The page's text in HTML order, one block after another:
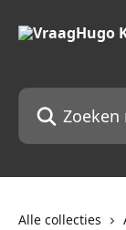
Zoeken naar
Alle collecties